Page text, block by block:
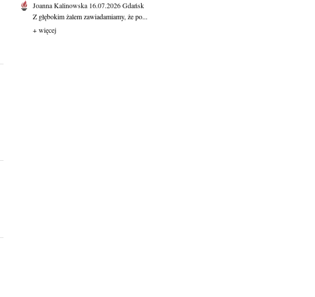
Joanna Kalinowska 16.07.2026Gdańsk
Z głębokim żalem zawiadamiamy, że po...
+ więcej